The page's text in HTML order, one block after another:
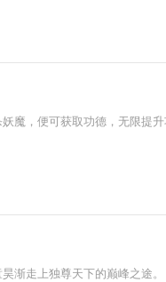
魔，便可获取功德，无限
渐走上独尊天下的巅峰之途